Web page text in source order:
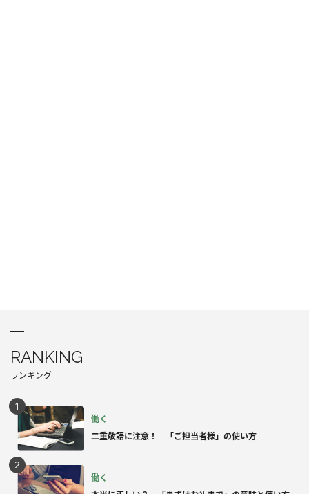
RANKING
ランキング
働く
二重敬語に注意！ 「ご担当者様」の使い方
働く